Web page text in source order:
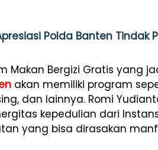
Polda Banten Tindak
Makan Bergizi Gratis yang
akan memiliki program
dan lainnya. Romi
kepedulian dari
yang bisa dirasakan